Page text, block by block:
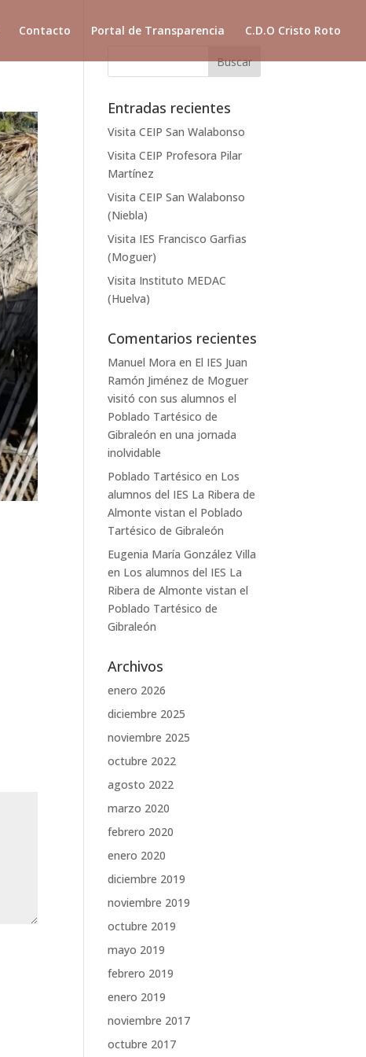
Contacto Portal de Transparencia C.D.O Cristo Roto
Entradas recientes
Visita CEIP San Walabonso
Visita CEIP Profesora Pilar
Martínez
Visita CEIP San Walabonso
(Niebla)
Visita IES Francisco Garfias
(Moguer)
Visita Instituto MEDAC
(Huelva)
Comentarios recientes
Manuel Mora en El IES Juan
Ramón Jiménez de Moguer
visitó con sus alumnos el
Poblado Tartésico de
Gibraleón en una jornada
inolvidable
Poblado Tartésico en Los
alumnos del IES La Ribera de
Almonte vistan el Poblado
Tartésico de Gibraleón
Eugenia María González Villa
en Los alumnos del IES La
Ribera de Almonte vistan el
Poblado Tartésico de
Gibraleón
Archivos
enero 2026
diciembre 2025
noviembre 2025
octubre 2022
agosto 2022
marzo 2020
febrero 2020
enero 2020
diciembre 2019
noviembre 2019
octubre 2019
mayo 2019
febrero 2019
enero 2019
noviembre 2017
octubre 2017